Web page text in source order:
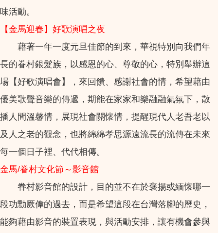
味活動。
【金馬迎春】好歌演唱之夜
藉著一年一度元旦佳節的到來，華視特別向我們年
長的眷村銀髮族，以感恩的心、尊敬的心，特別舉辦這
場【好歌演唱會】，來回饋、感謝社會的情，希望藉由
優美歌聲音樂的傳遞，期能在家家和樂融融氣氛下，散
播人間溫馨情，展現社會關懷情，提醒現代人老吾老以
及人之老的觀念，也將綿綿孝思源遠流長的流傳在未來
每一個日子裡、代代相傳。
金馬/眷村文化節～影音館
眷村影音館的設計，目的並不在於褒揚或緬懷哪一
段功勳厥偉的過去，而是希望這段在台灣落腳的歷史，
能夠藉由影音的裝置表現，與活動安排，讓有機會參與